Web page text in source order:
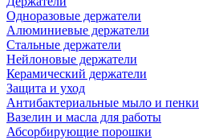
Одноразовые держатели
Алюминиевые держатели
Стальные держатели
Нейлоновые держатели
Керамический держатели
Защита и уход
Антибактериальные мыло и пенки
Вазелин и масла для работы
Абсорбирующие порошки